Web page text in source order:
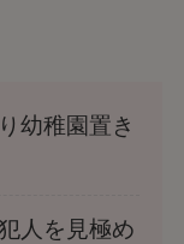
幼稚園置き
人を見極め